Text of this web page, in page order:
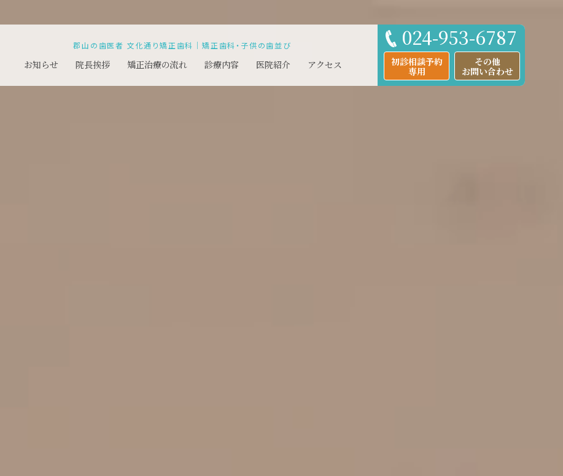
郡山の歯医者 文化通り矯正歯科｜矯正歯科・子供の歯並び 024-953-6787
初診相談予約
専用
その他
お問い合わせ
お知らせ 院長挨拶 矯正治療の流れ 診療内容 医院紹介 アクセス